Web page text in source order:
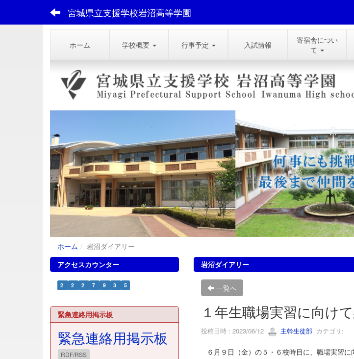
宮城県立支援学校岩沼高等学園
ホーム 学校概要 行事予定 入試情報
寄宿舎につい
て
ホーム
岩沼ダイアリー
岩沼ダイアリー
一覧へ
１年生職場実習に向け
投稿日時 : 2023/06/12 主幹生徒部カテゴリ:
６月９日（金）の５・６校時目に、職場実習に
アクセスカウンター
2 2 2 7 9 3 5
緊急連絡用掲示板
緊急連絡用掲示板
RDF/RSS